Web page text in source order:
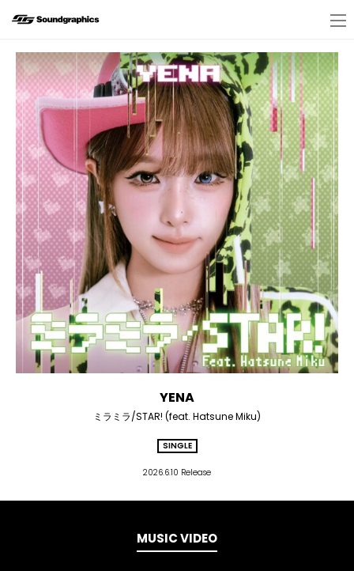
YENA
ミラミラ/STAR! (feat. Hatsune Miku)
SINGLE
2026.6.10 Release
MUSIC VIDEO